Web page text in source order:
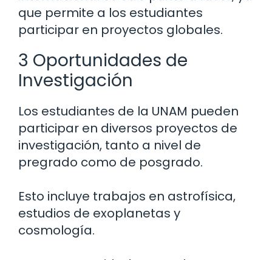
que permite a los estudiantes
participar en proyectos globales.
3 Oportunidades de
Investigación
Los estudiantes de la UNAM pueden
participar en diversos proyectos de
investigación, tanto a nivel de
pregrado como de posgrado.
Esto incluye trabajos en astrofísica,
estudios de exoplanetas y
cosmología.